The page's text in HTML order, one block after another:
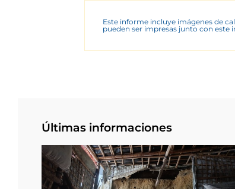
Este informe incluye imágenes de
pueden ser impresas junto con este
Últimas informaciones